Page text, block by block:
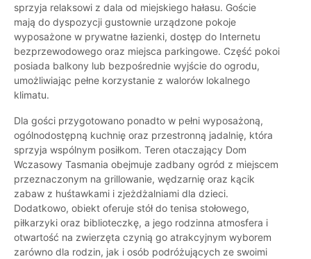
sprzyja relaksowi z dala od miejskiego hałasu. Goście
mają do dyspozycji gustownie urządzone pokoje
wyposażone w prywatne łazienki, dostęp do Internetu
bezprzewodowego oraz miejsca parkingowe. Część pokoi
posiada balkony lub bezpośrednie wyjście do ogrodu,
umożliwiając pełne korzystanie z walorów lokalnego
klimatu.
Dla gości przygotowano ponadto w pełni wyposażoną,
ogólnodostępną kuchnię oraz przestronną jadalnię, która
sprzyja wspólnym posiłkom. Teren otaczający Dom
Wczasowy Tasmania obejmuje zadbany ogród z miejscem
przeznaczonym na grillowanie, wędzarnię oraz kącik
zabaw z huśtawkami i zjeżdżalniami dla dzieci.
Dodatkowo, obiekt oferuje stół do tenisa stołowego,
piłkarzyki oraz biblioteczkę, a jego rodzinna atmosfera i
otwartość na zwierzęta czynią go atrakcyjnym wyborem
zarówno dla rodzin, jak i osób podróżujących ze swoimi